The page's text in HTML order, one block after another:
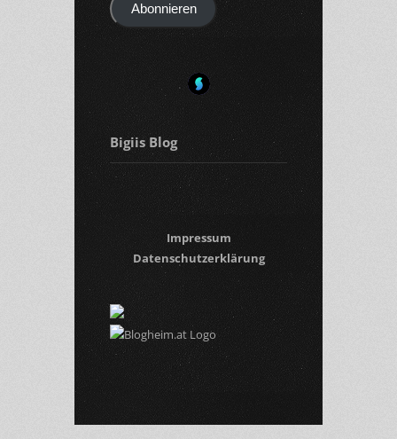
AdresseAbonnieren
Bigiis Blog
Impressum
Datenschutzerklärung